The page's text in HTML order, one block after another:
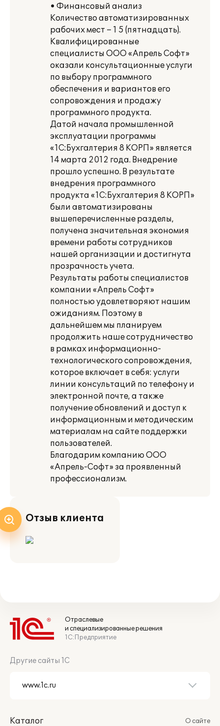
• Финансовый анализ
Количество автоматизированных
рабочих мест – 1 5 (пятнадцать).
Квалифицированные
специалисты ООО «Апрель Софт»
оказали консультационные услуги
по выбору программного
обеспечения и вариантов его
сопровождения и продажу
программного продукта.
Датой начала промышленной
эксплуатации программы
«1С:Бухгалтерия 8 КОРП» является
14 марта 2012 года. Внедрение
прошло успешно. В результате
внедрения программного
продукта «1С:Бухгалтерия 8 КОРП»
были автоматизированы
вышеперечисленные разделы,
получена значительная экономия
времени работы сотрудников
нашей организации и достигнута
прозрачность учета.
Результаты работы специалистов
компании «Апрель Софт»
полностью удовлетворяют нашим
ожиданиям. Поэтому в
дальнейшем мы планируем
продолжить наше сотрудничество
в рамках информационно-
технологического сопровождения,
которое включает в себя: услуги
линии консультаций по телефону и
электронной почте, а также
получение обновлений и доступ к
информационным и методическим
материалам на сайте поддержки
пользователей.
Благодарим компанию ООО
«Апрель-Софт» за проявленный
профессионализм.
Отзыв клиента
Отраслевые
и специализированные решения
1С:Предприятие
Другие сайты 1С
Каталог О сайте